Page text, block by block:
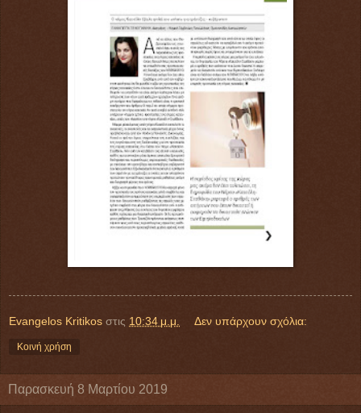
Evangelos Kritikos στις 10:34 μ.μ. Δεν υπάρχουν σχόλια:
Κοινή χρήση
Παρασκευή 8 Μαρτίου 2019